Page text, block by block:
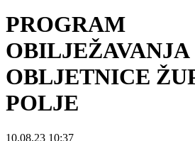
PROGRAM
OBILJEŽAVANJA
OBLJETNICE
POLJE
10.08.23 10:37